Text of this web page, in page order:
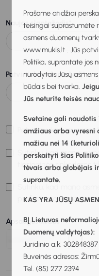
Prašome atidžiai
teisingai suprastumėte
asmens duomenų
www.mukis.lt . Jūs
Politika, suprantate jos
nurodytais Jūsų
būdais bei tvarka.
Jūs neturite teisės
Svetaine gali naudotis
amžiaus arba vyresni
mažiau nei 14
perskaityti šias
tėvais arba globėjais
suprantate.
KAS YRA JŪSŲ
BĮ Lietuvos
Duomenų valdytojas):
Juridinio a.k. 302848387
Buveinės adresas:
Tel. (85) 277 2394
Naujas slaptažodis*
Patvirtinkite slaptažodį*
Patvirtinu, kad esu
Sutinku, kad mano
tiesioginės rinkodaros
Sutinku, kad mano
profesinio orientavimo
Apsaugos kodas